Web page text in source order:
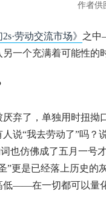
作者供
2s·劳动交流市场》 之中
一个充满着可能性的
弃了，单独用时扭拗
说“我去劳动了”吗
也仿佛成了五月一
”更是已经落上历史的
——在一切都可以量